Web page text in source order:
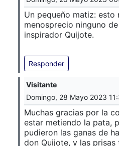
Un pequeño matiz: esto
menosprecio ninguno
inspirador Quijote.
Responder
Visitante
Domingo, 28 Mayo 2023
Muchas gracias por la
estar metiendo la pata,
pudieron las ganas de
don Quijote, y las